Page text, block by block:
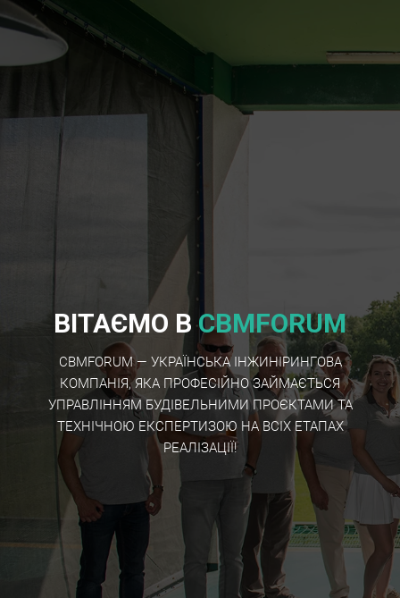
ВІТАЄМО ВCBMFORUM
CBMFORUM — УКРАЇНСЬКА ІНЖИНІРИНГОВА
КОМПАНІЯ, ЯКА ПРОФЕСІЙНО ЗАЙМАЄТЬСЯ
УПРАВЛІННЯМ БУДІВЕЛЬНИМИ ПРОЄКТАМИ ТА
ТЕХНІЧНОЮ ЕКСПЕРТИЗОЮ НА ВСІХ ЕТАПАХ
РЕАЛІЗАЦІЇ!